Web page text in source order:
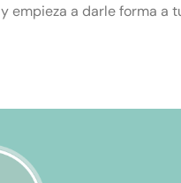
y empieza a darle forma a